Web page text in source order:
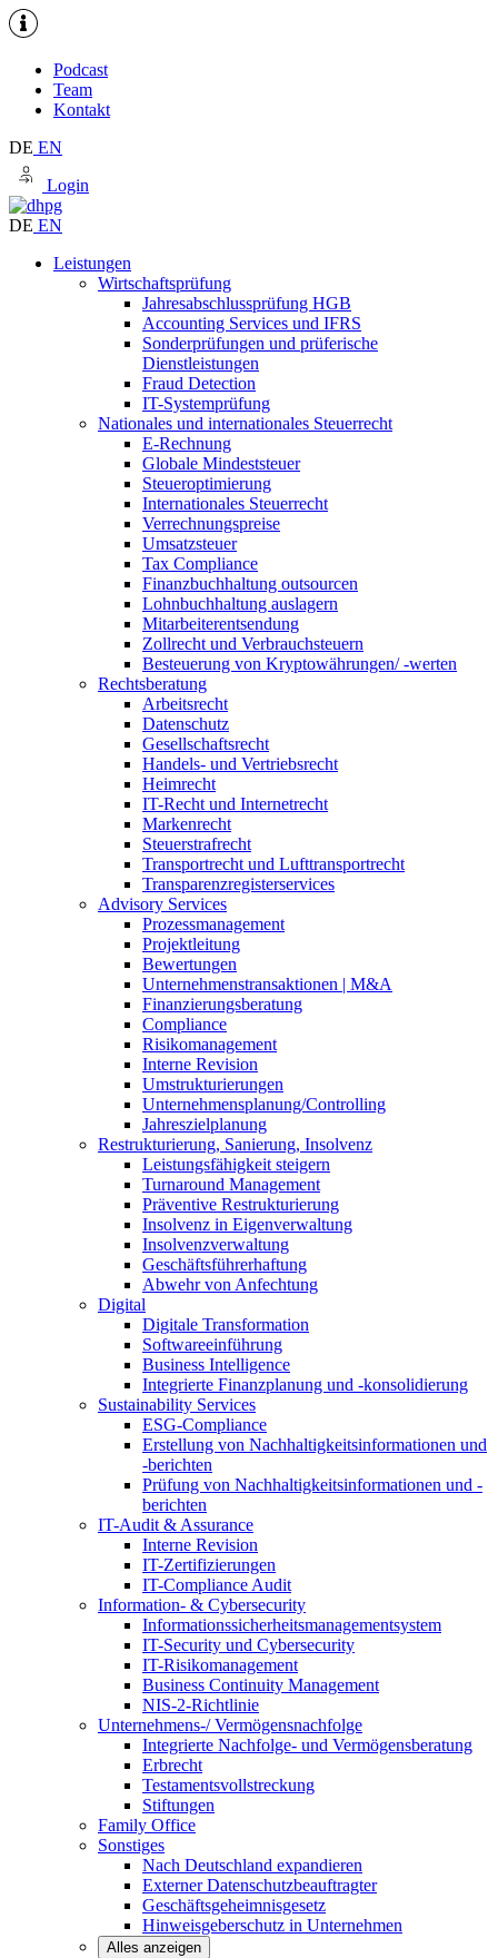
Podcast
Team
Kontakt
DE EN
Login
DE EN
Leistungen
Wirtschaftsprüfung
Jahresabschlussprüfung HGB
Accounting Services und IFRS
Sonderprüfungen und prüferische
Dienstleistungen
Fraud Detection
IT-Systemprüfung
Nationales und internationales Steuerrecht
E-Rechnung
Globale Mindeststeuer
Steueroptimierung
Internationales Steuerrecht
Verrechnungspreise
Umsatzsteuer
Tax Compliance
Finanzbuchhaltung outsourcen
Lohnbuchhaltung auslagern
Mitarbeiterentsendung
Zollrecht und Verbrauchsteuern
Besteuerung von Kryptowährungen/ -werten
Rechtsberatung
Arbeitsrecht
Datenschutz
Gesellschaftsrecht
Handels- und Vertriebsrecht
Heimrecht
IT-Recht und Internetrecht
Markenrecht
Steuerstrafrecht
Transportrecht und Lufttransportrecht
Transparenzregisterservices
Advisory Services
Prozessmanagement
Projektleitung
Bewertungen
Unternehmenstransaktionen | M&A
Finanzierungsberatung
Compliance
Risikomanagement
Interne Revision
Umstrukturierungen
Unternehmensplanung/Controlling
Jahreszielplanung
Restrukturierung, Sanierung, Insolvenz
Leistungsfähigkeit steigern
Turnaround Management
Präventive Restrukturierung
Insolvenz in Eigenverwaltung
Insolvenzverwaltung
Geschäftsführerhaftung
Abwehr von Anfechtung
Digital
Digitale Transformation
Softwareeinführung
Business Intelligence
Integrierte Finanzplanung und -konsolidierung
Sustainability Services
ESG-Compliance
Erstellung von Nachhaltigkeitsinformationen und
-berichten
Prüfung von Nachhaltigkeitsinformationen und -
berichten
IT-Audit & Assurance
Interne Revision
IT-Zertifizierungen
IT-Compliance Audit
Information- & Cybersecurity
Informationssicherheitsmanagementsystem
IT-Security und Cybersecurity
IT-Risikomanagement
Business Continuity Management
NIS-2-Richtlinie
Unternehmens-/Vermögensnachfolge
Integrierte Nachfolge- und Vermögensberatung
Erbrecht
Testamentsvollstreckung
Stiftungen
Family Office
Sonstiges
Nach Deutschland expandieren
Externer Datenschutzbeauftragter
Geschäftsgeheimnisgesetz
Hinweisgeberschutz in Unternehmen
Alles anzeigen